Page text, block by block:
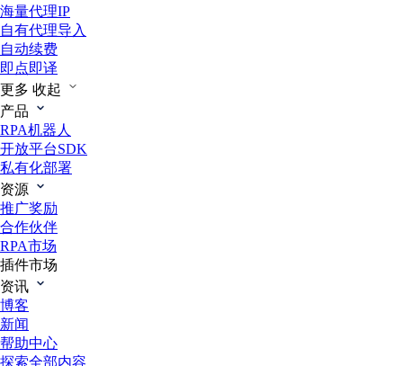
海量代理IP
自有代理导入
自动续费
即点即译
更多 收起
产品
RPA机器人
开放平台SDK
私有化部署
资源
推广奖励
合作伙伴
RPA市场
插件市场
资讯
博客
新闻
帮助中心
探索全部内容